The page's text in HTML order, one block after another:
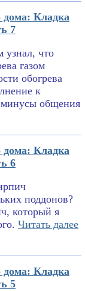
дома: Кладка
7
узнал, что
газом
обогрева
к
минусы общения
дома: Кладка
6
поддонов?
который я
Читать далее
дома: Кладка
5